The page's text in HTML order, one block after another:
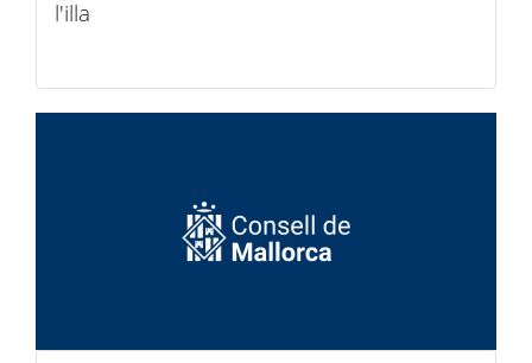
l'illa